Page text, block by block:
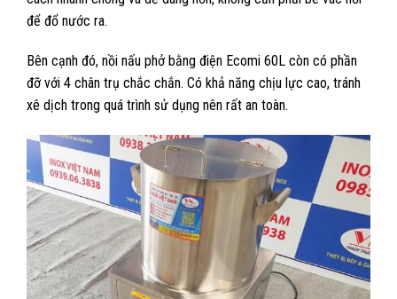
để đổ nước ra.
Bên cạnh đó, nồi nấu phở bằng điện Ecomi 60L còn có phần
đỡ với 4 chân trụ chắc chắn. Có khả năng chịu lực cao, tránh
xê dịch trong quá trình sử dụng nên rất an toàn.